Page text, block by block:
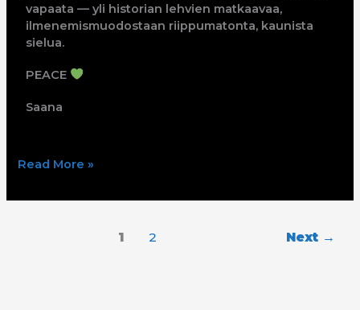
vapaata — yli historian lehvien matkaavaa,
ilmenemismuodostaan riippumatonta, kaunista
sielua.
PEACE
Saana
Read More »
1 2 Next →